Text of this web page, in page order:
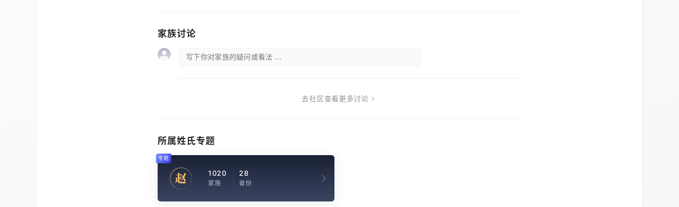
家族讨论
写下你对家族的疑问或看法 ...
去社区查看更多讨论
所属姓氏专题
赵 1020
家族
28
省份
专题